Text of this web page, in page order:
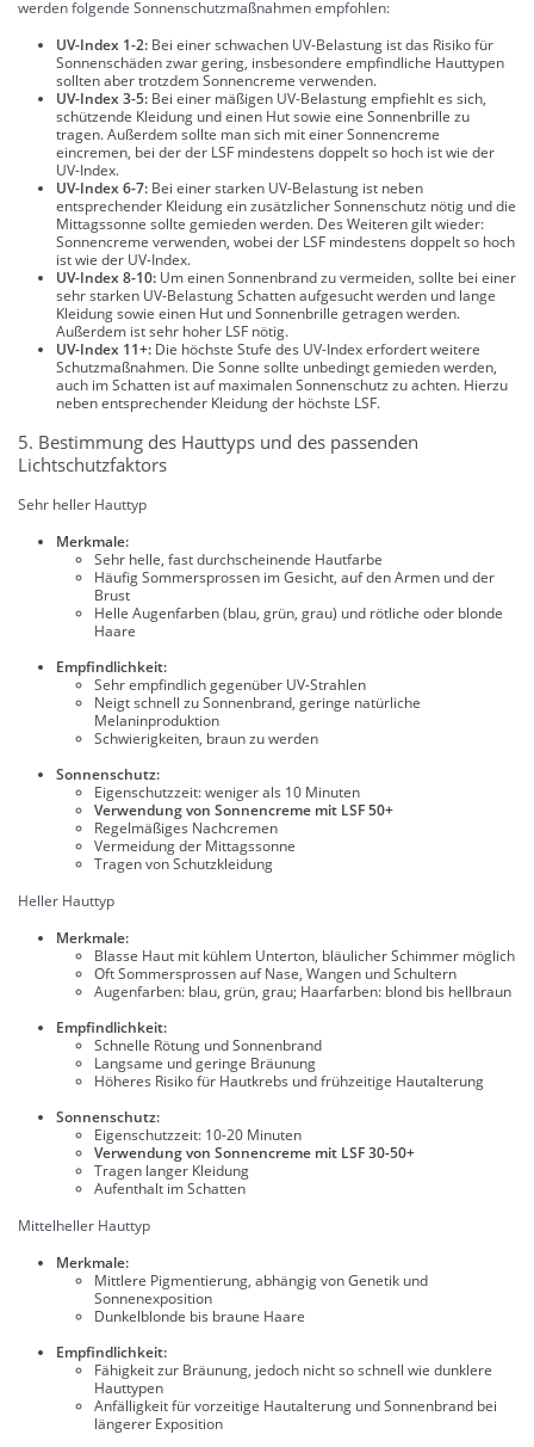
werden folgende Sonnenschutzmaßnahmen empfohlen:
UV-Index 1-2: Bei einer schwachen UV-Belastung ist das Risiko für
Sonnenschäden zwar gering, insbesondere empfindliche Hauttypen
sollten aber trotzdem Sonnencreme verwenden.
UV-Index 3-5: Bei einer mäßigen UV-Belastung empfiehlt es sich,
schützende Kleidung und einen Hut sowie eine Sonnenbrille zu
tragen. Außerdem sollte man sich mit einer Sonnencreme
eincremen, bei der der LSF mindestens doppelt so hoch ist wie der
UV-Index.
UV-Index 6-7: Bei einer starken UV-Belastung ist neben
entsprechender Kleidung ein zusätzlicher Sonnenschutz nötig und die
Mittagssonne sollte gemieden werden. Des Weiteren gilt wieder:
Sonnencreme verwenden, wobei der LSF mindestens doppelt so hoch
ist wie der UV-Index.
UV-Index 8-10: Um einen Sonnenbrand zu vermeiden, sollte bei einer
sehr starken UV-Belastung Schatten aufgesucht werden und lange
Kleidung sowie einen Hut und Sonnenbrille getragen werden.
Außerdem ist sehr hoher LSF nötig.
UV-Index 11+: Die höchste Stufe des UV-Index erfordert weitere
Schutzmaßnahmen. Die Sonne sollte unbedingt gemieden werden,
auch im Schatten ist auf maximalen Sonnenschutz zu achten. Hierzu
neben entsprechender Kleidung der höchste LSF.
5. Bestimmung des Hauttyps und des passenden
Lichtschutzfaktors
Sehr heller Hauttyp
Merkmale:
Sehr helle, fast durchscheinende Hautfarbe
Häufig Sommersprossen im Gesicht, auf den Armen und der
Brust
Helle Augenfarben (blau, grün, grau) und rötliche oder blonde
Haare
Empfindlichkeit:
Sehr empfindlich gegenüber UV-Strahlen
Neigt schnell zu Sonnenbrand, geringe natürliche
Melaninproduktion
Schwierigkeiten, braun zu werden
Sonnenschutz:
Eigenschutzzeit: weniger als 10 Minuten
Verwendung von Sonnencreme mit LSF 50+
Regelmäßiges Nachcremen
Vermeidung der Mittagssonne
Tragen von Schutzkleidung
Heller Hauttyp
Merkmale:
Blasse Haut mit kühlem Unterton, bläulicher Schimmer möglich
Oft Sommersprossen auf Nase, Wangen und Schultern
Augenfarben: blau, grün, grau; Haarfarben: blond bis hellbraun
Empfindlichkeit:
Schnelle Rötung und Sonnenbrand
Langsame und geringe Bräunung
Höheres Risiko für Hautkrebs und frühzeitige Hautalterung
Sonnenschutz:
Eigenschutzzeit: 10-20 Minuten
Verwendung von Sonnencreme mit LSF 30-50+
Tragen langer Kleidung
Aufenthalt im Schatten
Mittelheller Hauttyp
Merkmale:
Mittlere Pigmentierung, abhängig von Genetik und
Sonnenexposition
Dunkelblonde bis braune Haare
Empfindlichkeit:
Fähigkeit zur Bräunung, jedoch nicht so schnell wie dunklere
Hauttypen
Anfälligkeit für vorzeitige Hautalterung und Sonnenbrand bei
längerer Exposition